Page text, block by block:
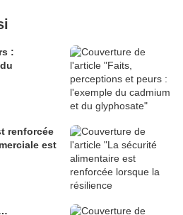
:
renforcée
est